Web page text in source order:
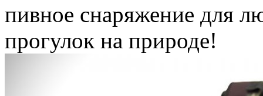
пивное снаряжение для
прогулок на природе!